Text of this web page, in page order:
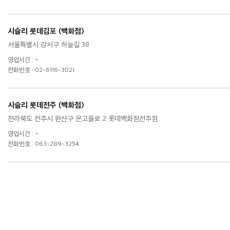
시슬리 롯데김포 (백화점)
서울특별시 강서구 하늘길 38
영업시간 : ~
전화번호 : 02-6116-3021
시슬리 롯데전주 (백화점)
전라북도 전주시 완산구 온고을로 2 롯데백화점전주점
영업시간 : ~
전화번호 : 063-289-3254